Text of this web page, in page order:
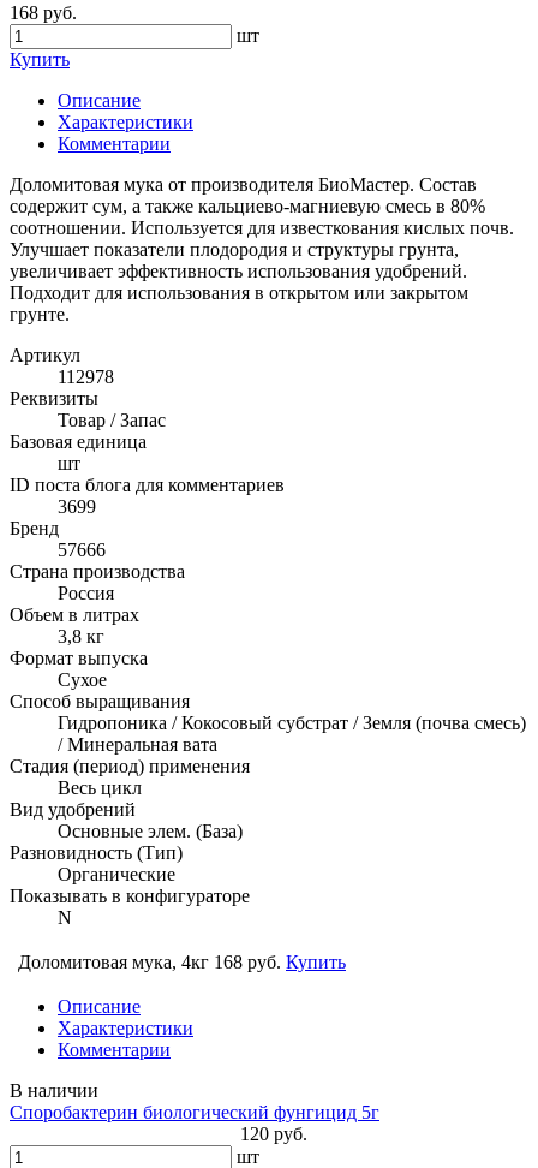
168 руб.
шт
Купить
Описание
Характеристики
Комментарии
Доломитовая мука от производителя БиоМастер. Состав
содержит сум, а также кальциево-магниевую смесь в 80%
соотношении. Используется для известкования кислых почв.
Улучшает показатели плодородия и структуры грунта,
увеличивает эффективность использования удобрений.
Подходит для использования в открытом или закрытом
грунте.
Артикул
112978
Реквизиты
Товар / Запас
Базовая единица
шт
ID поста блога для комментариев
3699
Бренд
57666
Страна производства
Россия
Объем в литрах
3,8 кг
Формат выпуска
Сухое
Способ выращивания
Гидропоника / Кокосовый субстрат / Земля (почва смесь)
/ Минеральная вата
Стадия (период) применения
Весь цикл
Вид удобрений
Основные элем. (База)
Разновидность (Тип)
Органические
Показывать в конфигураторе
N
Доломитовая мука, 4кг 168 руб. Купить
Описание
Характеристики
Комментарии
В наличии
Споробактерин биологический фунгицид 5г
120 руб.
шт